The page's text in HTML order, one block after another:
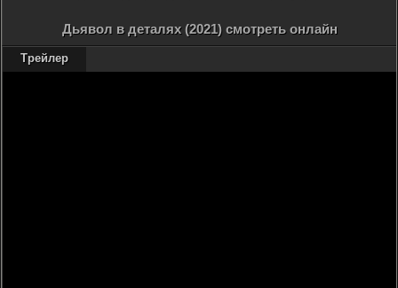
Дьявол в деталях (2021) смотреть онлайн
Трейлер